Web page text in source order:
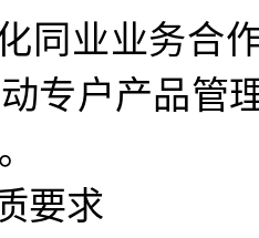
同业业务合
专户产品管
要求